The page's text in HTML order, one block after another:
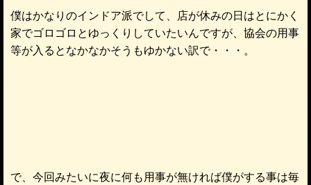
僕はかなりのインドア派でして、店が休みの日はとにかく
家でゴロゴロとゆっくりしていたいんですが、協会の用事
等が入るとなかなかそうもゆかない訳で・・・。
で、今回みたいに夜に何も用事が無ければ僕がする事は毎